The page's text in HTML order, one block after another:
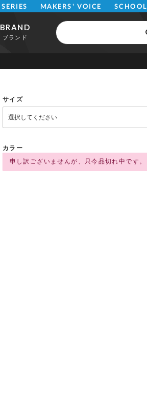
SERIES MAKERS' VOICE SCHOOL
BRAND
ブランド
サイズ
カラー
申し訳ございませんが、只今品切れ中です。